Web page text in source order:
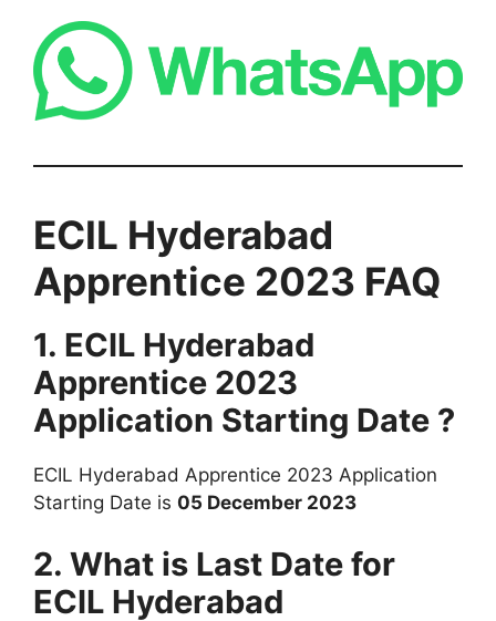
ECIL Hyderabad
Apprentice 2023 FAQ
1. ECIL Hyderabad
Apprentice 2023
Application Starting Date ?
ECIL Hyderabad Apprentice 2023 Application
Starting Date is 05 December 2023
2. What is Last Date for
ECIL Hyderabad